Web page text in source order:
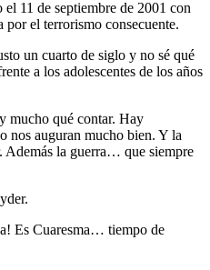
11 de septiembre de 2001 con
el terrorismo consecuente.
un cuarto de siglo y no sé qué
a los adolescentes de los años
mucho qué contar. Hay
nos auguran mucho bien. Y la
Además la guerra… que siempre
Es Cuaresma… tiempo de